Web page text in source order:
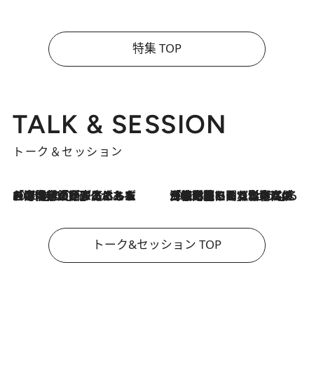
特集 TOP
TALK & SESSION
トーク＆セッション
2026.8.3
「今後値上げがあるとすれば…」「リスクがあるのは今年の冬」エネルギー専門家が語る、ホルムズ海峡封鎖が家庭にもたらす“ある心配” 2026.8.3
「住宅建てられない…」「サーチャージ料の高値が続いている」ホルムズ海峡封鎖による影響はいつまで続く？《エネルギー専門家に聞く“どうなる日本の暮らし”》
トーク&セッション TOP